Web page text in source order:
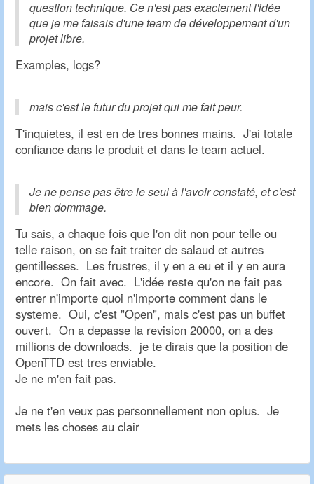
question technique. Ce n'est pas exactement l'idée
que je me faisais d'une team de développement d'un
projet libre.
Examples, logs?
mais c'est le futur du projet qui me fait peur.
T'inquietes, il est en de tres bonnes mains. J'ai totale
confiance dans le produit et dans le team actuel.
Je ne pense pas être le seul à l'avoir constaté, et c'est
bien dommage.
Tu sais, a chaque fois que l'on dit non pour telle ou
telle raison, on se fait traiter de salaud et autres
gentillesses. Les frustres, il y en a eu et il y en aura
encore. On fait avec. L'idée reste qu'on ne fait pas
entrer n'importe quoi n'importe comment dans le
systeme. Oui, c'est "Open", mais c'est pas un buffet
ouvert. On a depasse la revision 20000, on a des
millions de downloads. je te dirais que la position de
OpenTTD est tres enviable.
Je ne m'en fait pas.
Je ne t'en veux pas personnellement non oplus. Je
mets les choses au clair